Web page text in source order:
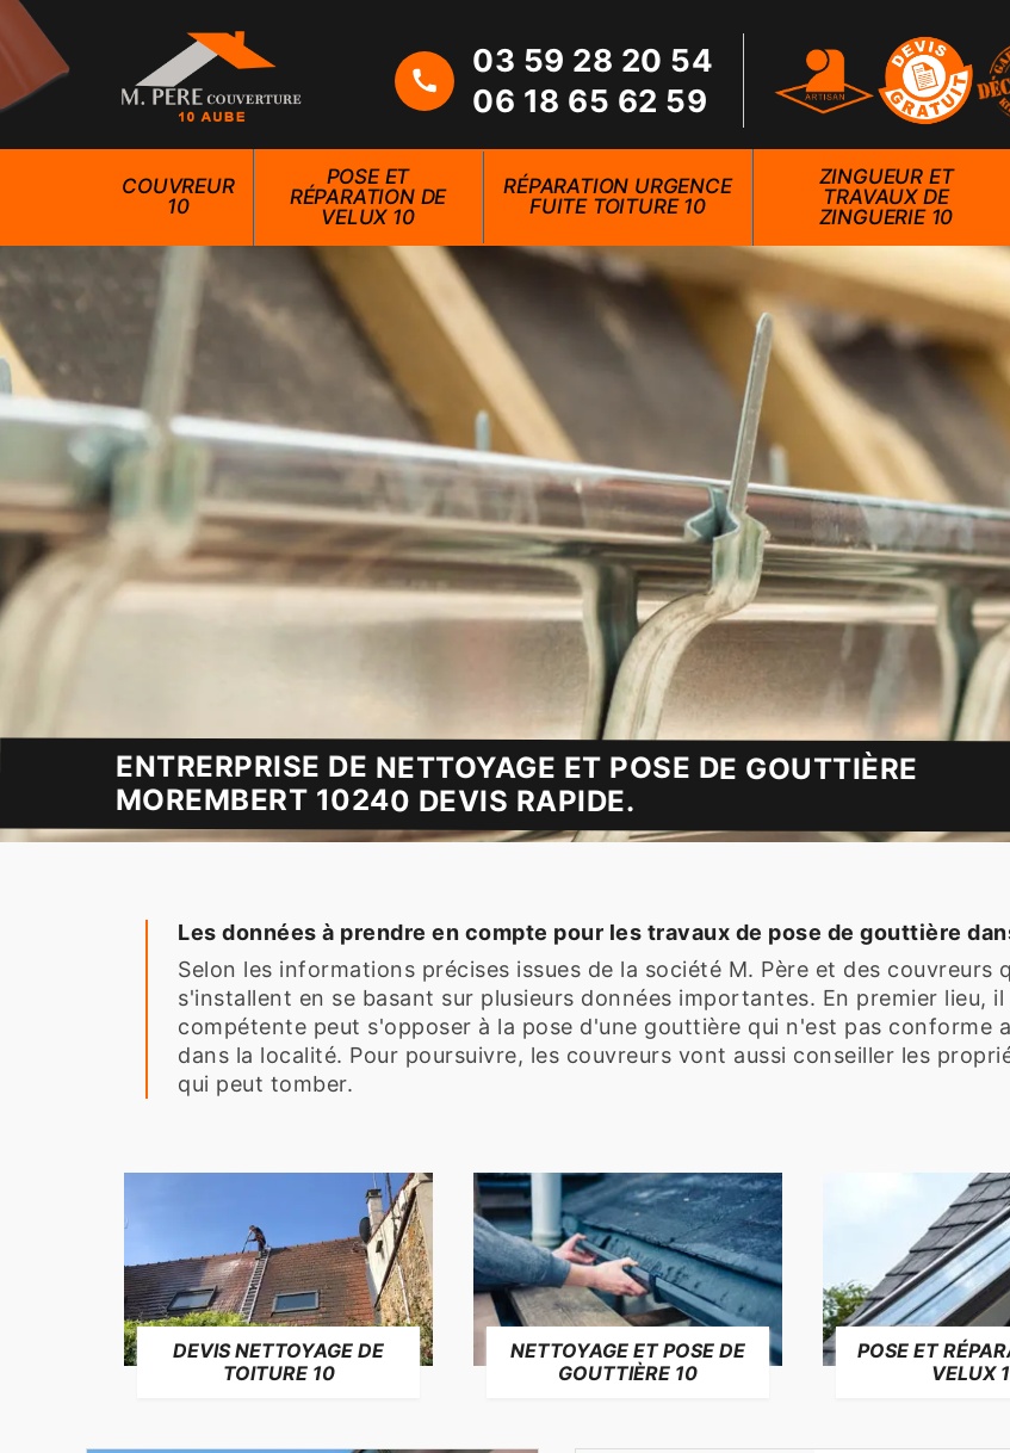
03 59 28 20 54
06 18 65 62 59
COUVREUR
10
POSE ET
RÉPARATION DE
VELUX 10
RÉPARATION URGENCE
FUITE TOITURE 10
ZINGUEUR ET
TRAVAUX DE
ZINGUERIE 10
ENTRERPRISE DE NETTOYAGE ET POSE DE GOUTTIÈRE
MOREMBERT 10240 DEVIS RAPIDE.
Les données à prendre en compte pour les travaux de pose de gouttière
Selon les informations précises issues de la société M. Père et des
s'installent en se basant sur plusieurs données importantes. En premier lieu,
compétente peut s'opposer à la pose d'une gouttière qui n'est pas conforme
dans la localité. Pour poursuivre, les couvreurs vont aussi conseiller les
qui peut tomber.
DEVIS NETTOYAGE DE
TOITURE 10
NETTOYAGE ET POSE DE
GOUTTIÈRE 10
POSE ET
VELUX